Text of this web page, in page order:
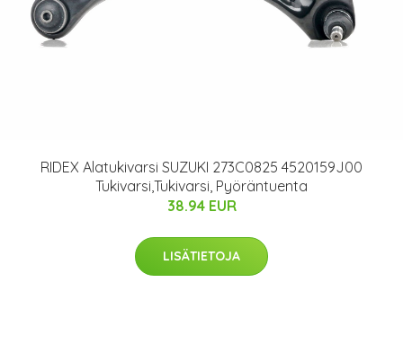
RIDEX Alatukivarsi SUZUKI 273C0825 4520159J00
Tukivarsi,Tukivarsi, Pyöräntuenta
38.94 EUR
LISÄTIETOJA